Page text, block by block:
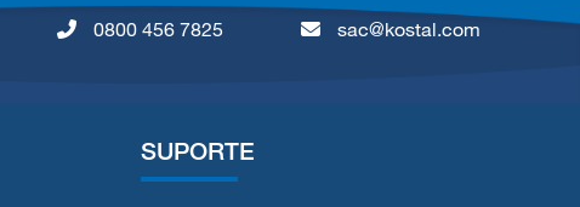
0800 456 7825 sac@kostal.com
SUPORTE